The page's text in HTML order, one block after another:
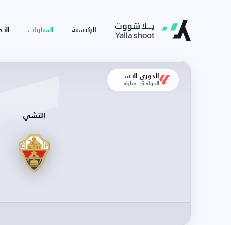
الرئيسية المباريات
الجولة 6 - مباراة الذهاب
إلتشي